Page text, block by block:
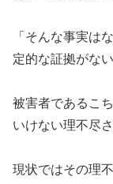
「そんな事実は
定的な証拠がな
被害者であるこ
いけない理不尽さ
現状ではその理